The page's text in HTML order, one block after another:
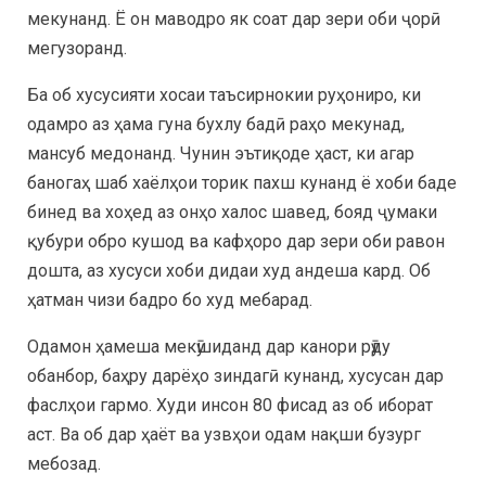
мекунанд. Ё он маводро як соат дар зери оби ҷорӣ
мегузоранд.
Ба об хусусияти хосаи таъсирнокии руҳониро, ки
одамро аз ҳама гуна бухлу бадӣ раҳо мекунад,
мансуб медонанд. Чунин эътиқоде ҳаст, ки агар
баногаҳ шаб хаёлҳои торик пахш кунанд ё хоби баде
бинед ва хоҳед аз онҳо халос шавед, бояд ҷумаки
қубури обро кушод ва кафҳоро дар зери оби равон
дошта, аз хусуси хоби дидаи худ андеша кард. Об
ҳатман чизи бадро бо худ мебарад.
Одамон ҳамеша мекӯшиданд дар канори рӯду
обанбор, баҳру дарёҳо зиндагӣ кунанд, хусусан дар
фаслҳои гармо. Худи инсон 80 фисад аз об иборат
аст. Ва об дар ҳаёт ва узвҳои одам нақши бузург
мебозад.